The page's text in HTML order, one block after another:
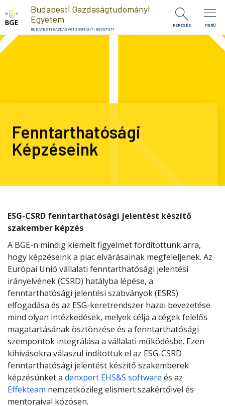
Ugrás a tartalomra
Budapesti Gazdaságtudományi
Egyetem
BUDAPESTI GAZDASÁGTUDOMÁNYI EGYETEM
KERESÉS MENÜ
Fenntarthatósági
Képzéseink
ESG-CSRD fenntarthatósági jelentést készítő
szakember képzés
A BGE-n mindig kiemelt figyelmet fordítottunk arra,
hogy képzéseink a piac elvárásainak megfeleljenek. Az
Európai Unió vállalati fenntarthatósági jelentési
irányelvének (CSRD) hatályba lépése, a
fenntarthatósági jelentési szabványok (ESRS)
elfogadása és az ESG-keretrendszer hazai bevezetése
mind olyan intézkedések, melyek célja a cégek felelős
magatartásának ösztönzése és a fenntarthatósági
szempontok integrálása a vállalati működésbe. Ezen
kihívásokra válaszul indítottuk el az ESG-CSRD
fenntarthatósági jelentést készítő szakemberek
képzésünket a denxpert EHS&S software és az
Effekteam nemzetközileg elismert szakértőivel és
mentoraival közösen.